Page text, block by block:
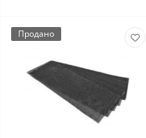
Продано